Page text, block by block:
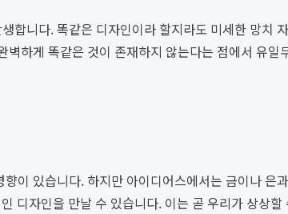
합니다. 똑같은 디자인이라 할지라도 미세한 망치
벽하게 똑같은 것이 존재하지 않는다는 점에서 유
이 있습니다. 하지만 아이디어스에서는 금이나
디자인을 만날 수 있습니다. 이는 곧 우리가 상상